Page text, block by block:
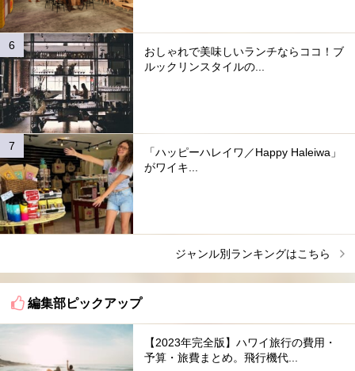
おしゃれで美味しいランチならココ！ブ
ルックリンスタイルの...
「ハッピーハレイワ／Happy Haleiwa」
がワイキ...
ジャンル別ランキングはこちら
編集部ピックアップ
【2023年完全版】ハワイ旅行の費用・
予算・旅費まとめ。飛行機代...